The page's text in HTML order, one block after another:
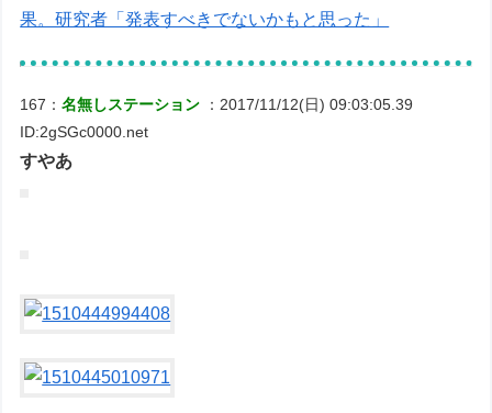
果。研究者「発表すべきでないかもと思った」
167：名無しステーション
：2017/11/12(日) 09:03:05.39
ID:2gSGc0000.net
すやあ